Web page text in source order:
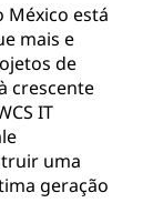
México está
mais e
de
crescente
IT
uma
geração